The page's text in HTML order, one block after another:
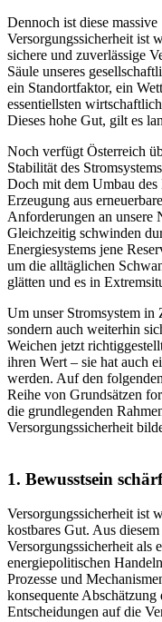
Dennoch ist diese
Versorgungssicherheit ist
sichere und zuverlässige
Säule unseres
ein Standortfaktor, ein
essentiellsten
Dieses hohe Gut, gilt es
Noch verfügt Österreich
Stabilität des
Doch mit dem Umbau
Erzeugung aus
Anforderungen an unsere
Gleichzeitig schwinden
Energiesystems jene
um die alltäglichen
glätten und es in
Um unser Stromsystem in
sondern auch weiterhin
Weichen jetzt
ihren Wert – sie hat auch
werden. Auf den
Reihe von Grundsätzen
die grundlegenden
Versorgungssicherheit
1. Bewusstsein
Versorgungssicherheit ist
kostbares Gut. Aus
Versorgungssicherheit als
energiepolitischen
Prozesse und
konsequente
Entscheidungen auf die